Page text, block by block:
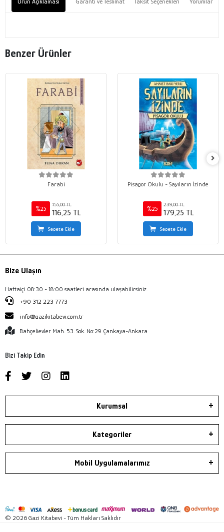
Benzer Ürünler
Farabi
%25
155,00 TL
116,25 TL
Sepete Ekle
Pisagor Okulu - Sayıların İzinde
%25
239,00 TL
179,25 TL
Sepete Ekle
Bize Ulaşın
Haftaiçi 08:30 - 18:00 saatleri arasında ulaşabilirsiniz.
+90 312 223 7773
info@gazikitabevi.com.tr
Bahçelievler Mah. 53. Sok. No:29 Çankaya-Ankara
Bizi Takip Edin
Kurumsal
Kategoriler
Mobil Uygulamalarımız
© 2026 Gazi Kitabevi - Tüm Hakları Saklıdır